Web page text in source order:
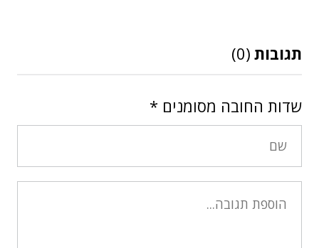
תגובות (0)
שדות החובה מסומנים *